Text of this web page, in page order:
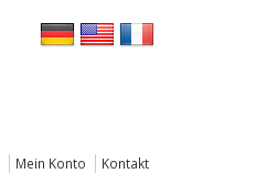
Mein Konto Kontakt